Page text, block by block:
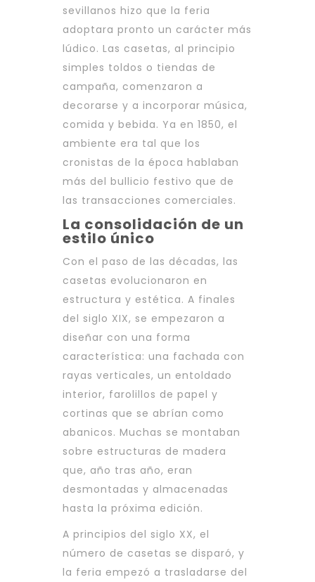
sevillanos hizo que la feria
adoptara pronto un carácter más
lúdico. Las casetas, al principio
simples toldos o tiendas de
campaña, comenzaron a
decorarse y a incorporar música,
comida y bebida. Ya en 1850, el
ambiente era tal que los
cronistas de la época hablaban
más del bullicio festivo que de
las transacciones comerciales.
La consolidación de un
estilo único
Con el paso de las décadas, las
casetas evolucionaron en
estructura y estética. A finales
del siglo XIX, se empezaron a
diseñar con una forma
característica: una fachada con
rayas verticales, un entoldado
interior, farolillos de papel y
cortinas que se abrían como
abanicos. Muchas se montaban
sobre estructuras de madera
que, año tras año, eran
desmontadas y almacenadas
hasta la próxima edición.
A principios del siglo XX, el
número de casetas se disparó, y
la feria empezó a trasladarse del